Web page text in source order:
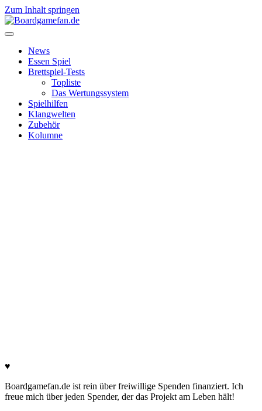
Zum Inhalt springen
News
Essen Spiel
Brettspiel-Tests
Topliste
Das Wertungssystem
Spielhilfen
Klangwelten
Zubehör
Kolumne
♥
Boardgamefan.de ist rein über freiwillige Spenden finanziert. Ich
freue mich über jeden Spender, der das Projekt am Leben hält!